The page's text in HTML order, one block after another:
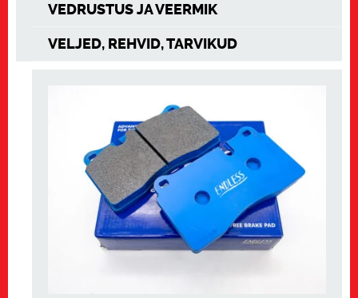
VEDRUSTUS JA VEERMIK
VELJED, REHVID, TARVIKUD